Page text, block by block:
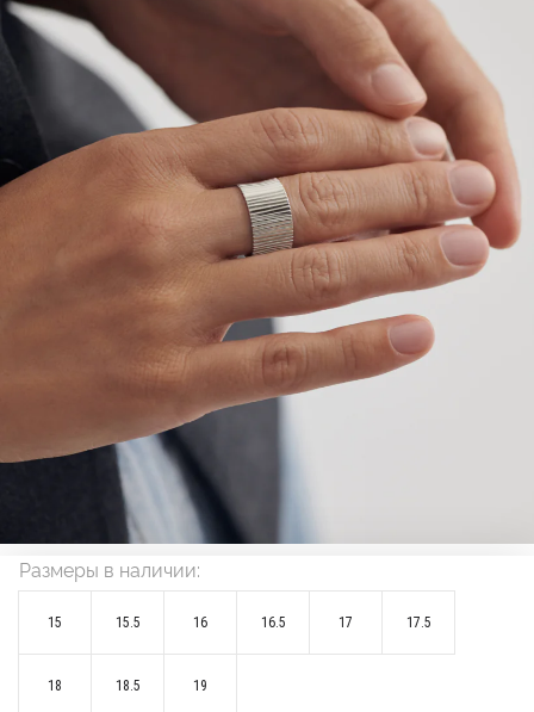
Размеры в наличии:
15 15.5 16 16.5 17 17.5
18 18.5 19